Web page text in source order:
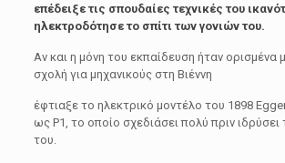
επέδειξε τις σπουδαίες τεχνικές του
ηλεκτροδότησε το σπίτι των γονιών του.
Αν και η µόνη του εκπαίδευση ήταν ορισμένα
σχολή για µηχανικούς στη Βιέννη
έφτιαξε το ηλεκτρικό μοντέλο του 1898
ως P1, το οποίο σχεδιάσει πολύ πριν ιδρύσει
του.